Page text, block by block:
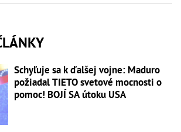
Schyľuje sa k ďalšej vojne: Maduro
požiadal TIETO svetové mocnosti o
pomoc! BOJÍ SA útoku USA